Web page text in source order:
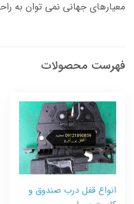
معیارهای جهانی نمی توان به
فهرست محصولات
انواع قفل درب صندوق و